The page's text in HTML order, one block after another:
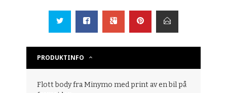
PRODUKTINFO
Flott body fra Minymo med print av en bil på